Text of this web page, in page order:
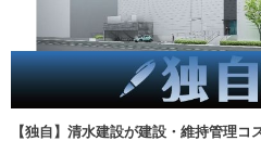
【独自】清水建設が建設・維持管理